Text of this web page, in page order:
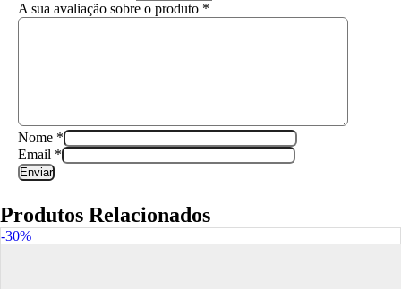
A sua avaliação sobre o produto *
Nome *
Email *
Produtos Relacionados
-30%